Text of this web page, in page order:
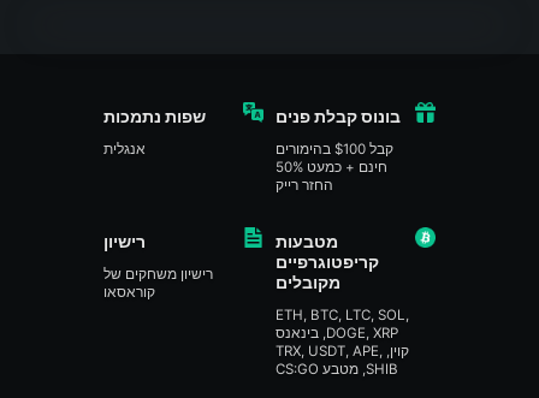
בונוס קבלת פנים
קבל $100 בהימורים
חינם + כמעט 50%
החזר רייק
שפות נתמכות
אנגלית
מטבעות
קריפטוגרפיים
מקובלים
ETH, BTC, LTC, SOL,
DOGE, XRP, בינאנס
קוין, TRX, USDT, APE,
SHIB, מטבע CS:GO
רישיון
רישיון משחקים של
קוראסאו